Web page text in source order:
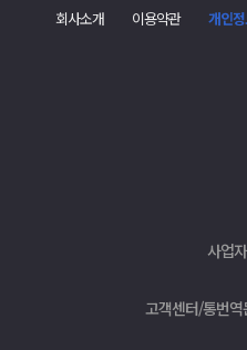
글
회사소개 이용약관 개인
사업
고객센터/통번역